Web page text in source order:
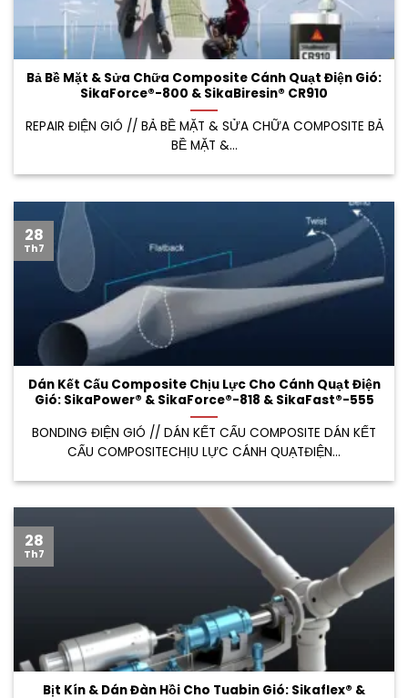
Bả Bề Mặt & Sửa Chữa Composite Cánh Quạt Điện Gió:
SikaForce®-800 & SikaBiresin® CR910
REPAIR ĐIỆN GIÓ // BẢ BỀ MẶT & SỬA CHỮA COMPOSITE BẢ
BỀ MẶT &...
Dán Kết Cấu Composite Chịu Lực Cho Cánh Quạt Điện
Gió: SikaPower® & SikaForce®-818 & SikaFast®-555
BONDING ĐIỆN GIÓ // DÁN KẾT CẤU COMPOSITE DÁN KẾT
CẤU COMPOSITECHỊU LỰC CÁNH QUẠTĐIỆN...
28
Th7
Bịt Kín & Dán Đàn Hồi Cho Tuabin Gió: Sikaflex® &
28
Th7